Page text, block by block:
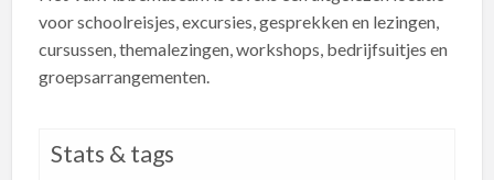
voor schoolreisjes, excursies, gesprekken en lezingen,
cursussen, themalezingen, workshops, bedrijfsuitjes en
groepsarrangementen.
Stats & tags